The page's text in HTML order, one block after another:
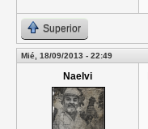
Superior
Mié, 18/09/2013 - 22:49
Naelvi